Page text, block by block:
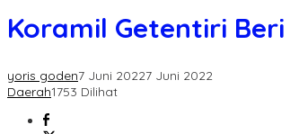
Pelatihan
Usia
Koramil Getentiri
yoris goden7 Juni 20227 Juni 2022
Daerah1753 Dilihat